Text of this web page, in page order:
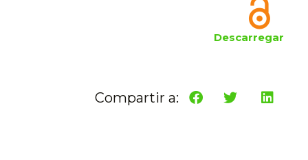
Descarregar
Compartir a: